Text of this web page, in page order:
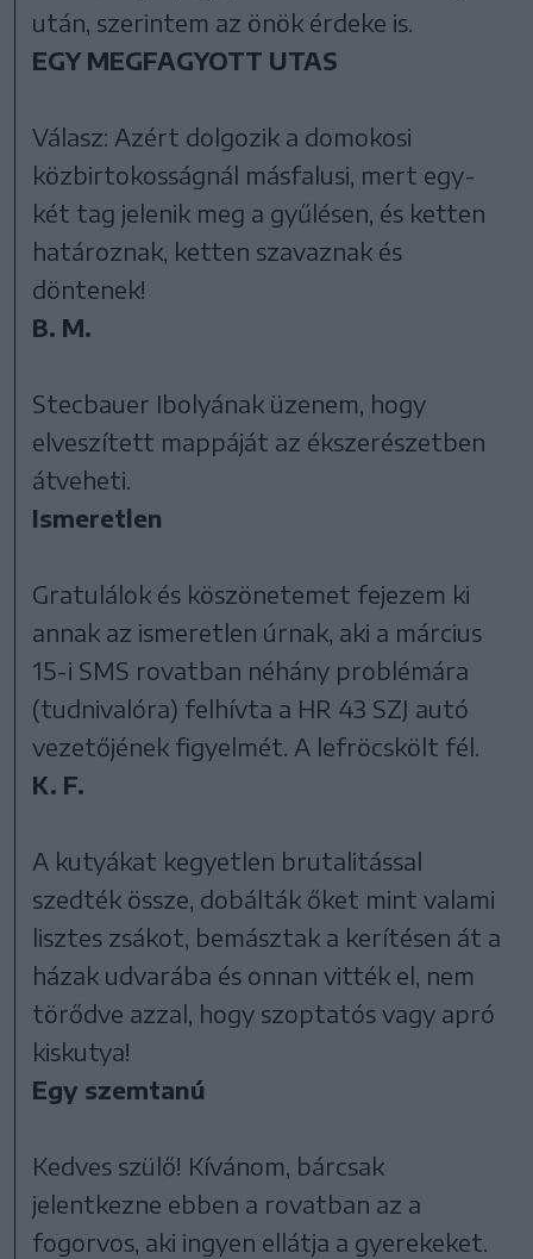
után, szerintem az önök érdeke is.
EGY MEGFAGYOTT UTAS
Válasz: Azért dolgozik a domokosi
közbirtokosságnál másfalusi, mert egy-
két tag jelenik meg a gyűlésen, és ketten
határoznak, ketten szavaznak és
döntenek!
B. M.
Stecbauer Ibolyának üzenem, hogy
elveszített mappáját az ékszerészetben
átveheti.
Ismeretlen
Gratulálok és köszönetemet fejezem ki
annak az ismeretlen úrnak, aki a március
15-i SMS rovatban néhány problémára
(tudnivalóra) felhívta a HR 43 SZJ autó
vezetőjének figyelmét. A lefröcskölt fél.
K. F.
A kutyákat kegyetlen brutalitással
szedték össze, dobálták őket mint valami
lisztes zsákot, bemásztak a kerítésen át a
házak udvarába és onnan vitték el, nem
törődve azzal, hogy szoptatós vagy apró
kiskutya!
Egy szemtanú
Kedves szülő! Kívánom, bárcsak
jelentkezne ebben a rovatban az a
fogorvos, aki ingyen ellátja a gyerekeket.